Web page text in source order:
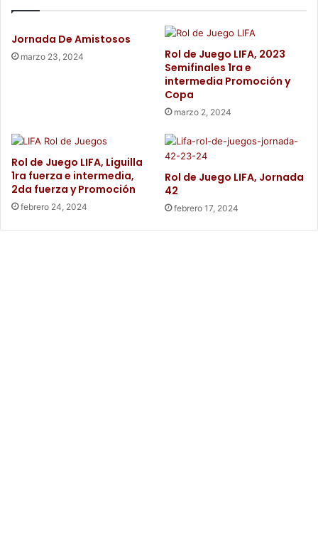
Jornada De Amistosos
marzo 23, 2024
Rol de Juego LIFA, 2023
Semifinales 1ra e
intermedia Promoción y
Copa
marzo 2, 2024
Rol de Juego LIFA, Liguilla
1ra fuerza e intermedia,
2da fuerza y Promoción
febrero 24, 2024
Rol de Juego LIFA, Jornada
42
febrero 17, 2024